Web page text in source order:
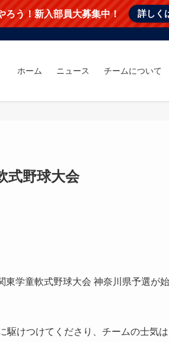
ろう！新入部員大募集中！ 詳しく
ホーム ニュース チームについて
式野球大会
東学童軟式野球大会 神奈川県予選が始
駆けつけてくださり、チームの士気は